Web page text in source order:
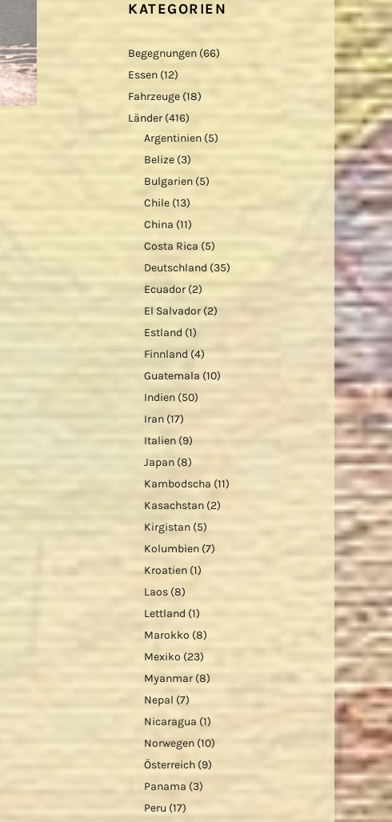
KATEGORIEN
Begegnungen (66)
Essen (12)
Fahrzeuge (18)
Länder (416)
Argentinien (5)
Belize (3)
Bulgarien (5)
Chile (13)
China (11)
Costa Rica (5)
Deutschland (35)
Ecuador (2)
El Salvador (2)
Estland (1)
Finnland(4)
Guatemala (10)
Indien (50)
Iran (17)
Italien (9)
Japan (8)
Kambodscha (11)
Kasachstan (2)
Kirgistan (5)
Kolumbien (7)
Kroatien (1)
Laos (8)
Lettland (1)
Marokko (8)
Mexiko (23)
Myanmar (8)
Nepal (7)
Nicaragua (1)
Norwegen (10)
Österreich (9)
Panama (3)
Peru (17)